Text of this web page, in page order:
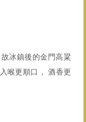
冰鎮後的金門高粱
喉更順口， 酒香更